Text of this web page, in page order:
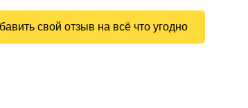
свой отзыв на всё что угодно